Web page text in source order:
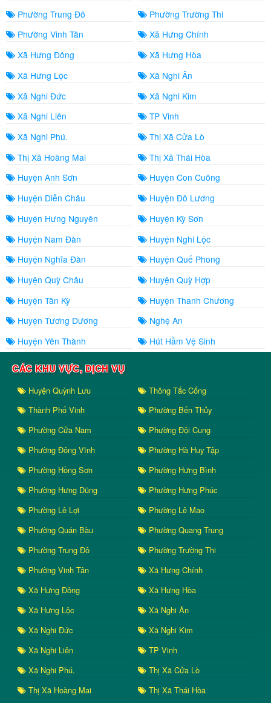
Phường Trung Đô
Phường Trường Thi
Phường Vinh Tân
Xã Hưng Chính
Xã Hưng Đông
Xã Hưng Hòa
Xã Hưng Lộc
Xã Nghi Ân
Xã Nghi Đức
Xã Nghi Kim
Xã Nghi Liên
TP Vinh
Xã Nghi Phú.
Thị Xã Cửa Lò
Thị Xã Hoàng Mai
Thị Xã Thái Hòa
Huyện Anh Sơn
Huyện Con Cuông
Huyện Diễn Châu
Huyện Đô Lương
Huyện Hưng Nguyên
Huyện Kỳ Sơn
Huyện Nam Đàn
Huyện Nghi Lộc
Huyện Nghĩa Đàn
Huyện Quế Phong
Huyện Quỳ Châu
Huyện Quỳ Hợp
Huyện Tân Kỳ
Huyện Thanh Chương
Huyện Tương Dương
Nghệ An
Huyện Yên Thành
Hút Hầm Vệ Sinh
CÁC KHU VỰC, DỊCH VỤ
Huyện Quỳnh Lưu
Thông Tắc Cống
Thành Phố Vinh
Phường Bến Thủy
Phường Cửa Nam
Phường Đội Cung
Phường Đông Vĩnh
Phường Hà Huy Tập
Phường Hồng Sơn
Phường Hưng Bình
Phường Hưng Dũng
Phường Hưng Phúc
Phường Lê Lợi
Phường Lê Mao
Phường Quán Bàu
Phường Quang Trung
Phường Trung Đô
Phường Trường Thi
Phường Vinh Tân
Xã Hưng Chính
Xã Hưng Đông
Xã Hưng Hòa
Xã Hưng Lộc
Xã Nghi Ân
Xã Nghi Đức
Xã Nghi Kim
Xã Nghi Liên
TP Vinh
Xã Nghi Phú.
Thị Xã Cửa Lò
Thị Xã Hoàng Mai
Thị Xã Thái Hòa